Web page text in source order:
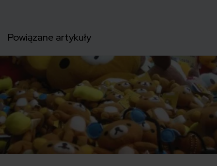
Powiązane artykuły